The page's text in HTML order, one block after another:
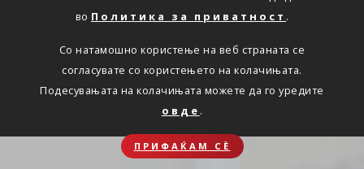
во Политика за приватност .
Со натамошно користење на веб страната се
согласувате со користењето на колачињата.
Подесувањата на колачињата можете да го уредите
овде .
ПРИФАЌАМ СЀ